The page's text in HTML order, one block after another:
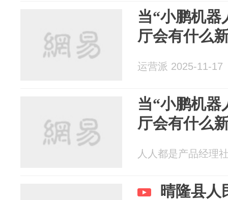
当“小鹏机器
厅会有什么
运营派 2025-11-17
当“小鹏机器
厅会有什么
人人都是产品经理
晴隆县人